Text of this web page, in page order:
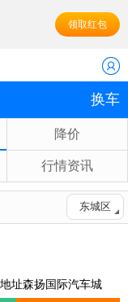
领取红包
换车
降价
行情资讯
东城区
址森扬国际汽车城